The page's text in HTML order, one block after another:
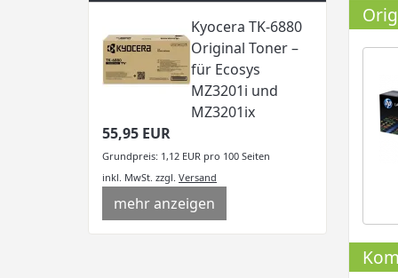
Kyocera TK-6880
Original Toner –
für Ecosys
MZ3201i und
MZ3201ix
55,95 EUR
Grundpreis: 1,12 EUR pro 100 Seiten
inkl. MwSt. zzgl. Versand
mehr anzeigen